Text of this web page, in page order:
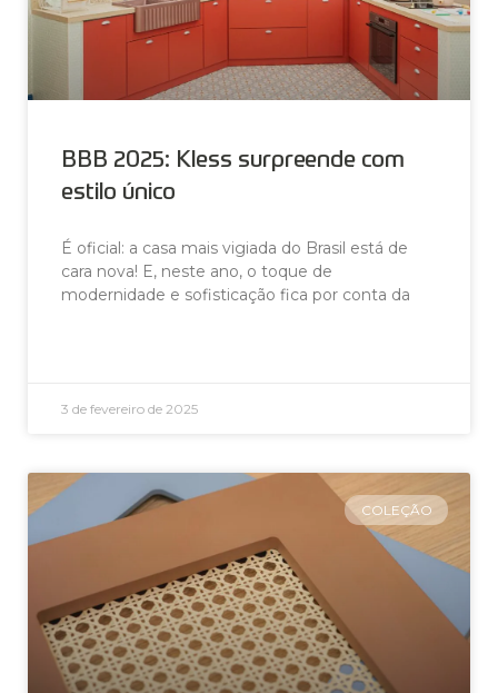
BBB 2025: Kless surpreende com
estilo único
É oficial: a casa mais vigiada do Brasil está de
cara nova! E, neste ano, o toque de
modernidade e sofisticação fica por conta da
3 de fevereiro de 2025
COLEÇÃO